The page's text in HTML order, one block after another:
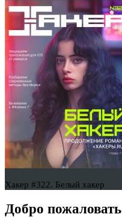
Хакер #322. Белый хакер
Добро пожаловать